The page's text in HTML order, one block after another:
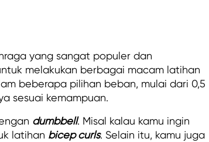
yang sangat populer dan
melakukan berbagai macam latihan
beberapa pilihan beban, mulai dari 0,5
sesuai kemampuan.
dumbbell. Misal kalau kamu ingin
latihan bicep curls. Selain itu, kamu juga